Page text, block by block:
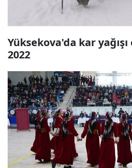
Yüksekova'da kar
2022